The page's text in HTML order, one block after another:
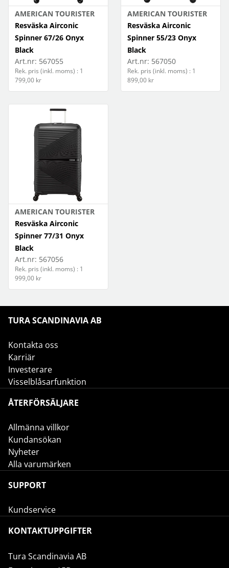
AMERICAN TOURISTER
Resväska Airconic
Spinner 67/26 Onyx
Black
Art.nr: 567055
Rek. pris (inkl. moms) : 1
799,00 kr
AMERICAN TOURISTER
Resväska Airconic
Spinner 55/23 Onyx
Black
Art.nr: 567050
Rek. pris (inkl. moms) : 1
899,00 kr
AMERICAN TOURISTER
Resväska Airconic
Spinner 77/31 Onyx
Black
Art.nr: 567056
Rek. pris (inkl. moms) : 1
999,00 kr
TURA SCANDINAVIA AB
Kontakta oss
Karriär
Investerare
Visselblåsarfunktion
ÅTERFÖRSÄLJARE
Allmänna villkor
Kundansökan
Nyheter
Alla varumärken
SUPPORT
Kundservice
KONTAKTUPPGIFTER
Tura Scandinavia AB